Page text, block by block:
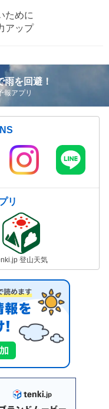
ために
アップ
雨を回避！
アプリ
リ
登山天気